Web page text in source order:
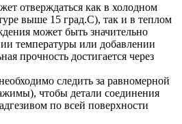
отверждаться как в холодном
выше 15 град.С), так и в теплом
может быть значительно
температуры или добавлении
прочность достигается через
следить за равномерной
чтобы детали соединения
по всей поверхности